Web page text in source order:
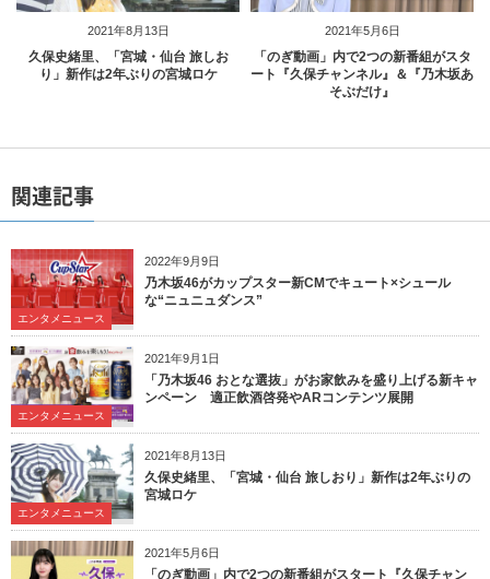
2021年8月13日
久保史緒里、「宮城・仙台 旅しお
り」新作は2年ぶりの宮城ロケ
2021年5月6日
「のぎ動画」内で2つの新番組がスタ
ート『久保チャンネル』＆『乃木坂あ
そぶだけ』
関連記事
2022年9月9日
エンタメニュース
乃木坂46がカップスター新CMでキュート×シュール
な“ニュニュダンス”
2021年9月1日
エンタメニュース
「乃木坂46 おとな選抜」がお家飲みを盛り上げる新キャ
ンペーン 適正飲酒啓発やARコンテンツ展開
2021年8月13日
エンタメニュース
久保史緒里、「宮城・仙台 旅しおり」新作は2年ぶりの
宮城ロケ
2021年5月6日
「のぎ動画」内で2つの新番組がスタート『久保チャン